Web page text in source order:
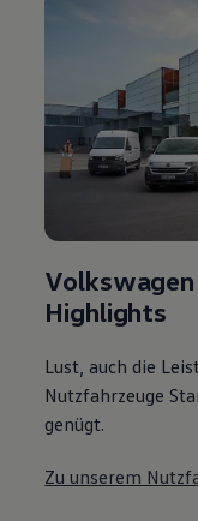
Highlights
Lust, auch die
Nutzfahrzeuge
genügt.
Zu unserem